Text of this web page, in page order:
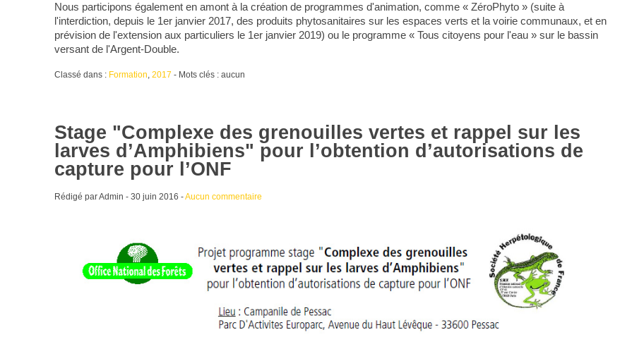
Nous participons également en amont à la création de programmes d'animation, comme « ZéroPhyto » (suite à
l'interdiction, depuis le 1er janvier 2017, des produits phytosanitaires sur les espaces verts et la voirie communaux, et en
prévision de l'extension aux particuliers le 1er janvier 2019) ou le programme « Tous citoyens pour l'eau » sur le bassin
versant de l'Argent-Double.
Classé dans : Formation, 2017 - Mots clés : aucun
Stage "Complexe des grenouilles vertes et rappel sur les
larves d’Amphibiens" pour l’obtention d’autorisations de
capture pour l’ONF
Rédigé par Admin - 30 juin 2016 -Aucun commentaire